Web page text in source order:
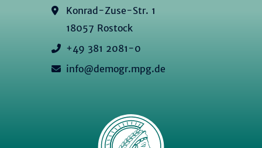
Konrad-Zuse-Str. 1
18057 Rostock
+49 381 2081-0
info@demogr.mpg.de